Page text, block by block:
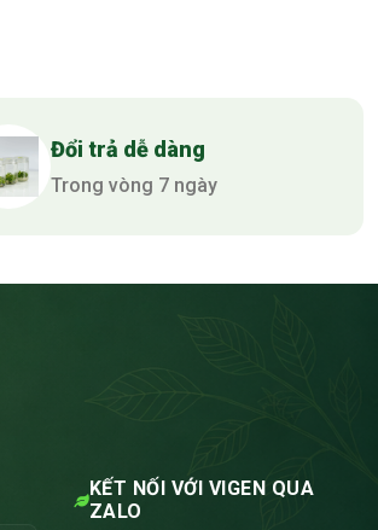
Đổi trả dễ dàng
Trong vòng 7 ngày
KẾT NỐI VỚI VIGEN QUA
ZALO